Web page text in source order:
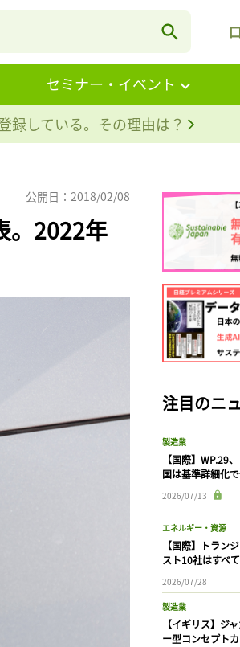
セミナー・イベント
している。その理由は？
公開日：2018/02/08
。2022年
注目のニ
製造業
【国際】WP.29
国は基準詳細化
2026/07/13
エネルギー・資源
【国際】トラン
スト10社はすべ
2026/07/28
製造業
【イギリス】ジ
ー型コンセプト